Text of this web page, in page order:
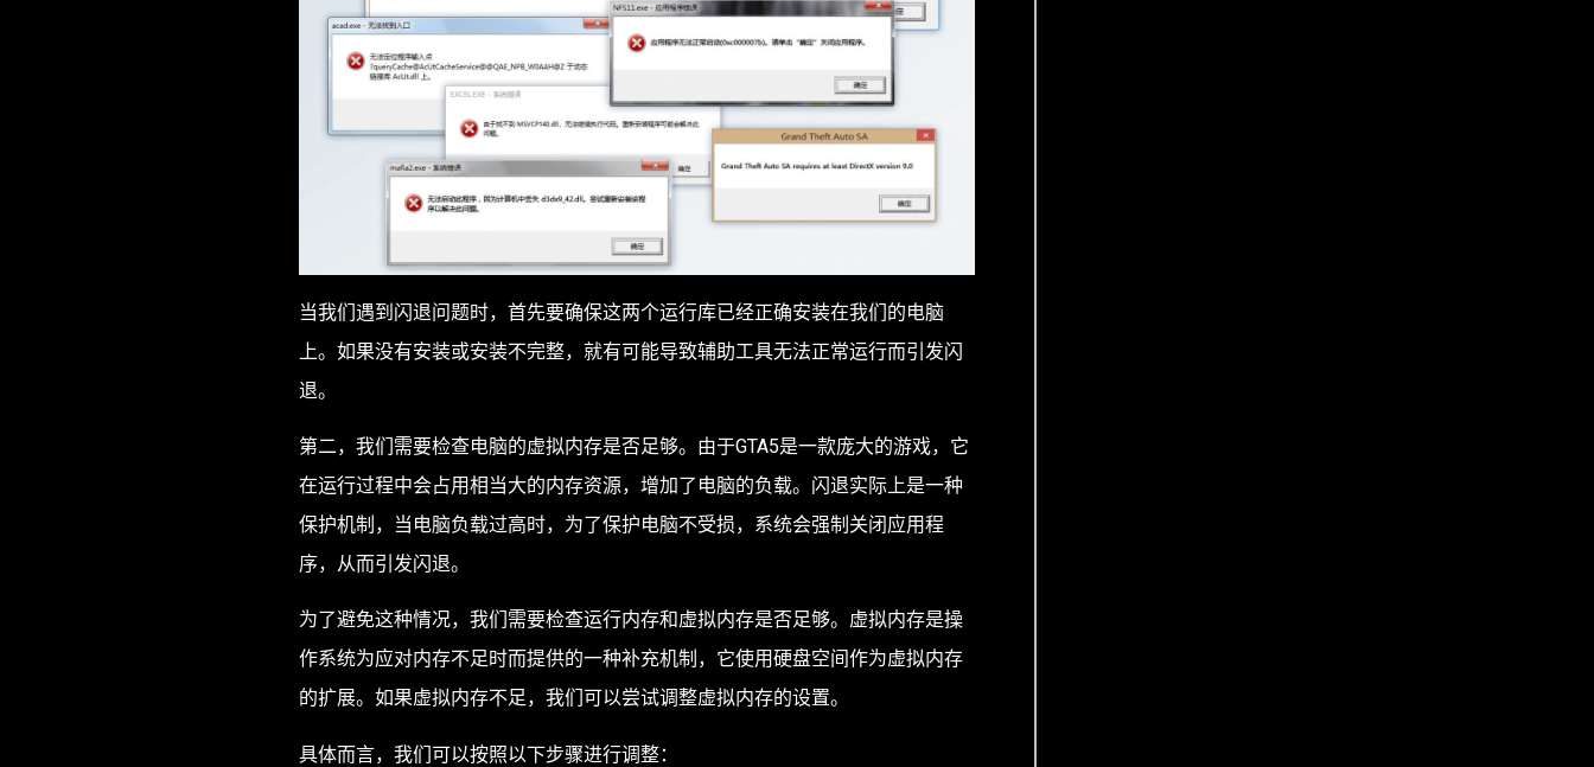
当我们遇到闪退问题时，首先要确保这两个运行库已经正确安装在我们的电脑
上。如果没有安装或安装不完整，就有可能导致辅助工具无法正常运行而引发闪
退。
第二，我们需要检查电脑的虚拟内存是否足够。由于GTA5是一款庞大的游戏，它
在运行过程中会占用相当大的内存资源，增加了电脑的负载。闪退实际上是一种
保护机制，当电脑负载过高时，为了保护电脑不受损，系统会强制关闭应用程
序，从而引发闪退。
为了避免这种情况，我们需要检查运行内存和虚拟内存是否足够。虚拟内存是操
作系统为应对内存不足时而提供的一种补充机制，它使用硬盘空间作为虚拟内存
的扩展。如果虚拟内存不足，我们可以尝试调整虚拟内存的设置。
具体而言，我们可以按照以下步骤进行调整：